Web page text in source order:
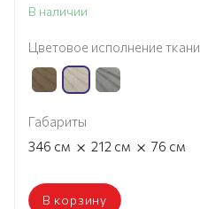
В наличии
Цветовое исполнение ткани
Габариты
346 см × 212 см × 76 см
В корзину